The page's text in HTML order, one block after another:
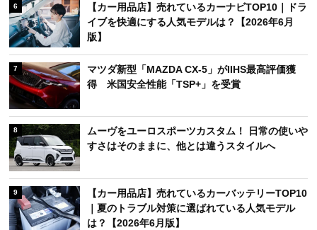
6
【カー用品店】売れているカーナビTOP10｜ドラ
イブを快適にする人気モデルは？【2026年6月
版】
7
マツダ新型「MAZDA CX-5」がIIHS最高評価獲
得 米国安全性能「TSP+」を受賞
8
ムーヴをユーロスポーツカスタム！ 日常の使いや
すさはそのままに、他とは違うスタイルへ
9
【カー用品店】売れているカーバッテリーTOP10
｜夏のトラブル対策に選ばれている人気モデル
は？【2026年6月版】